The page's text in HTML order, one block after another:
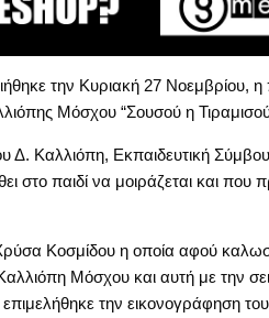
την Κυριακή 27 Νοεμβρίου, η
Μόσχου “Σουσού η
Καλλιόπη, Εκπαιδευτική
στο παιδί να μοιράζεται και που
Κοσμίδου η οποία αφού
Μόσχου και αυτή με την
την εικονογράφηση του